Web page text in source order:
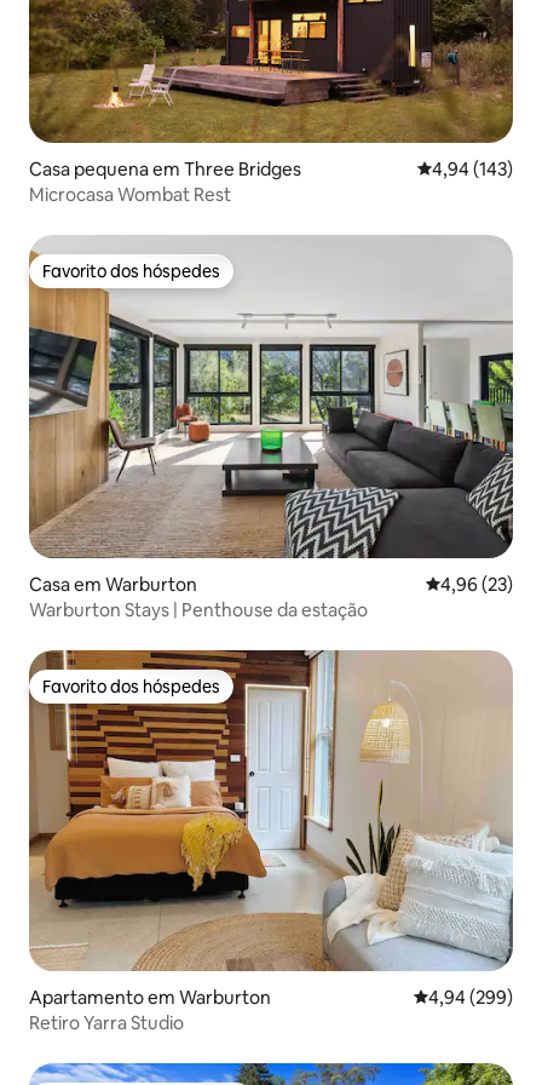
Casa pequena em Three Bridges Classificação
4,94 (143)
Microcasa Wombat Rest
Favorito dos hóspedes
Favorito dos hóspedes
Casa em Warburton Classificação
4,96 (23)
Warburton Stays | Penthouse da estação
Favorito dos hóspedes
Favorito dos hóspedes
Apartamento em Warburton Classificação
4,94 (299)
Retiro Yarra Studio